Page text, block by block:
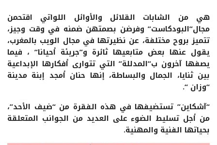
هي من الشابات القلائل والأوائل اللواتي اقتحمن
مجال”البودكاست” وفرضن بصمتهن ضمنه في وقت وجيز،
تتميز بروح مختلفة، عن نظيرتها في مجال الويب بالمغرب،
يقول عنها بعض متابعيها ثائرة و”جريئة أحيانا” ، فيما
يصفها آخرون ب”المدللة” التي تتوارى أفكارها الإبداعية
بين ثنايا، الجمال والبساطة، إنها حنان أمجد إبنة مدينة
“وزان “.
“آشكاين” تستضيفها في هذه الفقرة من “ضيف الأحد”،
من أجل تسليط الضوء على العديد من الجوانب المتعلقة
بحياتها الفنية والمهنية.